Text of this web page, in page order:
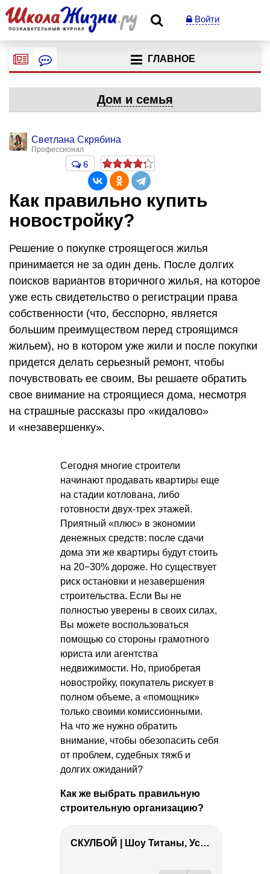
Войти
ГЛАВНОЕ
Дом и семья
Светлана Скрябина
Профессионал
6
Как правильно купить
новостройку?
Решение о покупке строящегося жилья
принимается не за один день. После долгих
поисков вариантов вторичного жилья, на которое
уже есть свидетельство о регистрации права
собственности (что, бесспорно, является
большим преимуществом перед строящимся
жильем), но в котором уже жили и после покупки
придется делать серьезный ремонт, чтобы
почувствовать ее своим, Вы решаете обратить
свое внимание на строящиеся дома, несмотря
на страшные рассказы про «кидалово»
и «незавершенку».
Сегодня многие строители
начинают продавать квартиры еще
на стадии котлована, либо
готовности двух-трех этажей.
Приятный «плюс» в экономии
денежных средств: после сдачи
дома эти же квартиры будут стоить
на 20−30% дороже. Но существует
риск остановки и незавершения
строительства. Если Вы не
полностью уверены в своих силах,
Вы можете воспользоваться
помощью со стороны грамотного
юриста или агентства
недвижимости. Но, приобретая
новостройку, покупатель рискует в
полном объеме, а «помощник»
только своими комиссионными.
На что же нужно обратить
внимание, чтобы обезопасить себя
от проблем, судебных тяжб и
долгих ожиданий?
Как же выбрать правильную
строительную организацию?
СКУЛБОЙ | Шоу Титаны, Усейн Болт, Ларрат, Зашквар!